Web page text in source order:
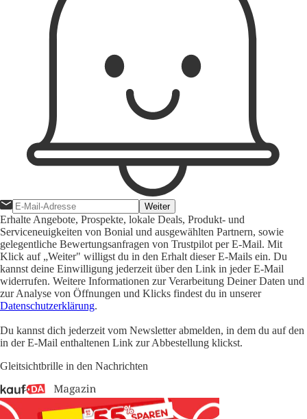
Weiter
Erhalte Angebote, Prospekte, lokale Deals, Produkt- und
Serviceneuigkeiten von Bonial und ausgewählten Partnern, sowie
gelegentliche Bewertungsanfragen von Trustpilot per E-Mail. Mit
Klick auf „Weiter" willigst du in den Erhalt dieser E-Mails ein. Du
kannst deine Einwilligung jederzeit über den Link in jeder E-Mail
widerrufen. Weitere Informationen zur Verarbeitung Deiner Daten und
zur Analyse von Öffnungen und Klicks findest du in unserer
Datenschutzerklärung.
Du kannst dich jederzeit vom Newsletter abmelden, in dem du auf den
in der E-Mail enthaltenen Link zur Abbestellung klickst.
Gleitsichtbrille in den Nachrichten